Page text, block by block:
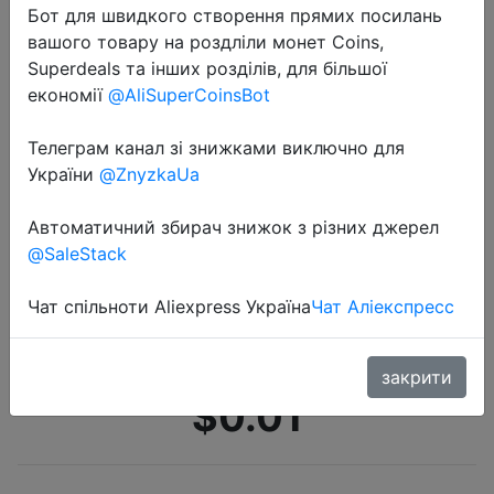
2022-06-02
зажим для аккумулятора, зажим,
цветной ремешок для
радиоуправляемого вертолета,
квадрокоптера, запчасти
$0.01
Бот для швидкого створення прямих посилань
вашого товару на роздліли монет Coins,
Superdeals та інших розділів, для більшої
економії @AliSuperCoinsBot
Телеграм канал зі знижками виключно для
України @ZnyzkaUa
Автоматичний збирач знижок з різних джерел
@SaleStack
Чат спільноти Aliexpress УкраїнаЧат Аліекспресс
закрити